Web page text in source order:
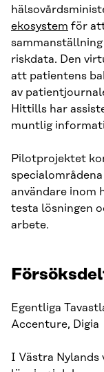
ekosystem för
riskdata. Den
att patientens
av
Hittills har
muntlig
Pilotprojektet
användare inom
testa lösningen
arbete.
Egentliga
Accenture, Digia
I Västra